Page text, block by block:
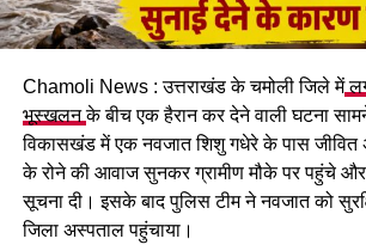
Chamoli News : उत्तराखंड के चमोली जिले में
भूस्खलनके बीच एक हैरान कर देने वाली घटना
विकासखंड में एक नवजात शिशु गधेरे के पास जीवित
के रोने की आवाज सुनकर ग्रामीण मौके पर पहुंचे
सूचना दी। इसके बाद पुलिस टीम ने नवजात को
जिला अस्पताल पहुंचाया।